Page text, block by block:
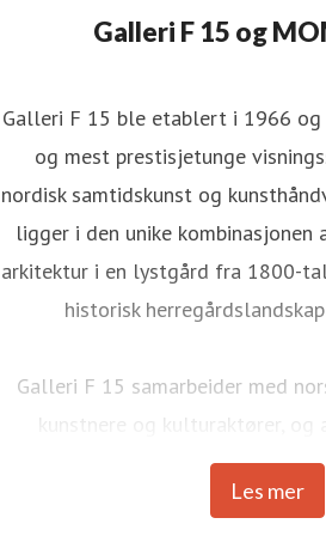
Galleri F 15 og
Les mer
Galleri F 15 ble etablert i 1966
og mest prestisjetunge
nordisk samtidskunst og
ligger i den unike kombinasjonen
arkitektur i en lystgård fra 1800-
historisk
Galleri F 15 samarbeider med
kunstnere og kulturaktører, og
mangfoldig